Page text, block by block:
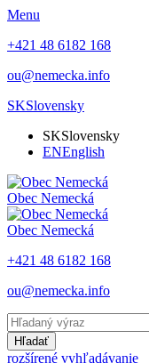
Menu
+421 48 6182 168
ou@nemecka.info
SKSlovensky
SKSlovensky
ENEnglish
Obec Nemecká
Obec Nemecká
+421 48 6182 168
ou@nemecka.info
Hľadať
rozšírené vyhľadávanie